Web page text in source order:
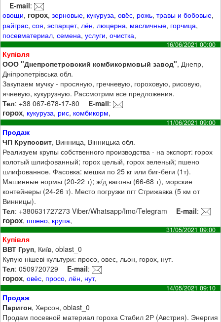
E-mail:
овощи, горох,зерновые, кукуруза,овёс, рожь,травы и бобовые,
райграс,соя,эспарцет,лён,люцерна, масличные, горчица,
посевматериал,семена,услуги,очистка,
16/06/2021 00:00
Купівля
ООО "Днепропетровский комбикормовый завод", Днепр,
Дніпропетрівська обл.
Закупаем мучку - просяную, гречневую, гороховую, рисовую,
ячневую, кукурузную. Рассмотрим все предложения.
Тел: +38 067-678-17-80 E-mail:
горох, кукуруза, рис, комбикорм,
11/06/2021 09:00
Продаж
ЧП Крупосвит, Винница, Вінницька обл.
Реализуем крупы собственного производства - на экспорт: горох
колотый шлифованный; горох целый, горох зеленый; пшено
шлифованное. Фасовка: мешки по 25 кг или биг-беги (1т).
Машинные нормы (20-22 т); ж/д вагоны (66-68 т), морские
контейнеры (24-26 т). Место погрузки пгт Стрижавка (5 км от
Винницы).
Тел: +380631727273 Viber/Whatsapp/Imo/Telegram E-mail:
горох, пшено, крупа,
31/05/2021 09:00
Купівля
ВВТ Груп, Київ, oblast_0
Купую нішеві культури: просо, овес, льон, горох, нут.
Тел: 0509720729 E-mail:
горох,овёс, просо,лён, нут,
14/05/2021 09:10
Продаж
Паригон, Херсон, oblast_0
Продам посевной материал гороха Стабил 2Р (Австрия). Энергия